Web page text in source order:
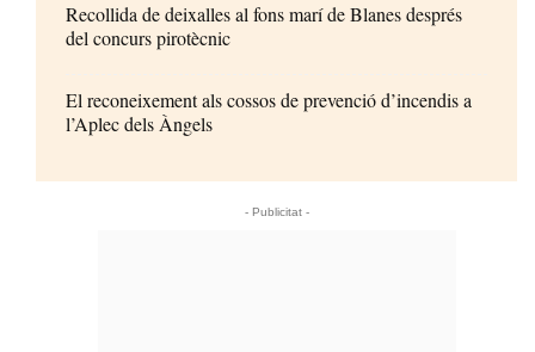
Recollida de deixalles al fons marí de Blanes després
del concurs pirotècnic
El reconeixement als cossos de prevenció d’incendis a
l’Aplec dels Àngels
- Publicitat -